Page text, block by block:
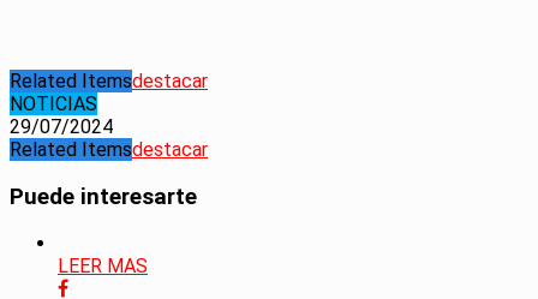
Related Itemsdestacar
NOTICIAS
29/07/2024
Related Itemsdestacar
Puede interesarte
LEER MAS